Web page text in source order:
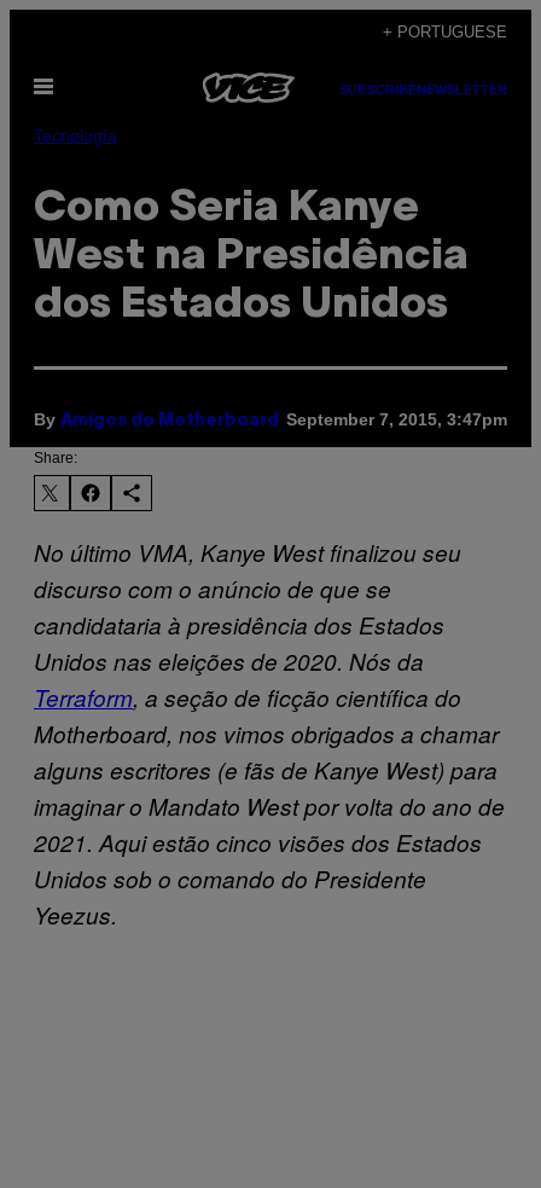
content
+ PORTUGUESE
Open
SUBSCRIBENEWSLETTER
Tecnología
Como Seria Kanye
West na Presidência
dos Estados Unidos
By Amigos do Motherboard September 7, 2015, 3:47pm
Share:
No último VMA, Kanye West finalizou seu
discurso com o anúncio de que se
candidataria à presidência dos Estados
Unidos nas eleições de 2020. Nós da
Terraform, a seção de ficção científica do
Motherboard, nos vimos obrigados a chamar
alguns escritores (e fãs de Kanye West) para
imaginar o Mandato West por volta do ano de
2021. Aqui estão cinco visões dos Estados
Unidos sob o comando do Presidente
Yeezus.